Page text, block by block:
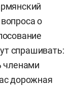
о
спрашивать:
членами
дорожная